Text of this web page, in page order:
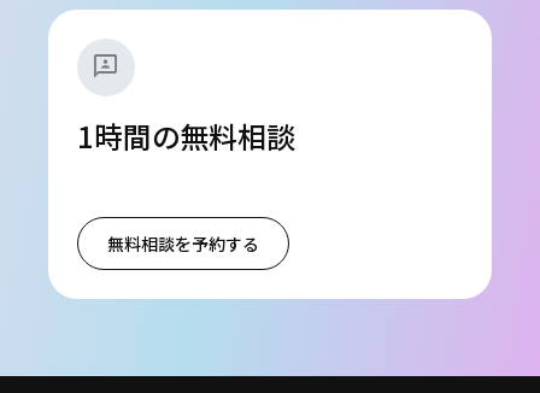
3p
1時間の無料相談
無料相談を予約する